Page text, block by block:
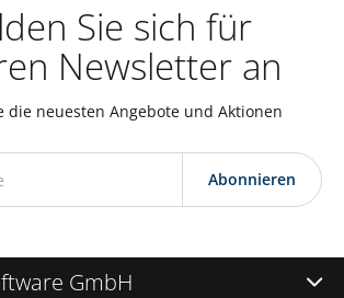
Sie sich für
Newsletter an
die neuesten Angebote und Aktionen
Abonnieren
GmbH